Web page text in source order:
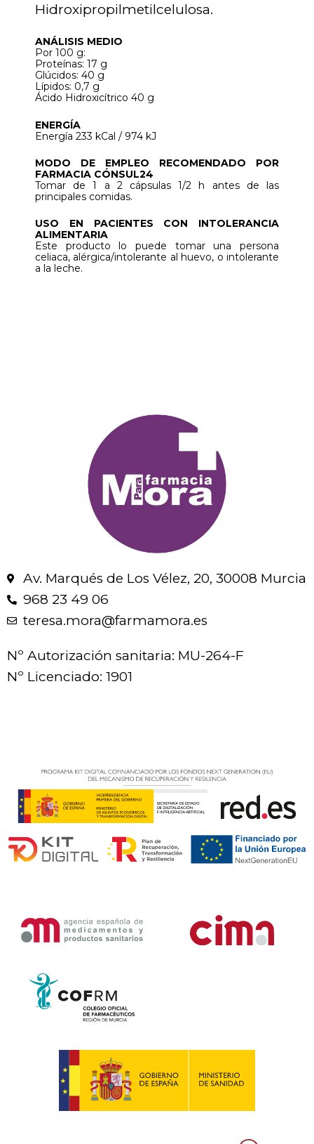
Hidroxipropilmetilcelulosa.
ANÁLISIS MEDIO
Por 100 g:
Proteínas: 17 g
Glúcidos: 40 g
Lípidos: 0,7 g
Ácido Hidroxicítrico 40 g
ENERGÍA
Energía 233 kCal / 974 kJ
MODO DE EMPLEO RECOMENDADO POR
FARMACIA CÓNSUL24
Tomar de 1 a 2 cápsulas 1/2 h antes de las
principales comidas.
USO EN PACIENTES CON INTOLERANCIA
ALIMENTARIA
Este producto lo puede tomar una persona
celiaca, alérgica/intolerante al huevo, o intolerante
a la leche.
Av. Marqués de Los Vélez, 20, 30008 Murcia
968 23 49 06
teresa.mora@farmamora.es
Nº Autorización sanitaria: MU-264-F
Nº Licenciado: 1901